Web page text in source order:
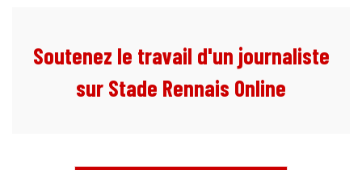
Soutenez le travail d'un journaliste
sur Stade Rennais Online